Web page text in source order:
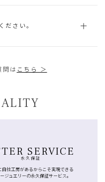
ださい。
問は こちら ＞
SERVICE
永久保証
自社工房があるからこそ実現できる
ジュエリーの永久保証サービス。